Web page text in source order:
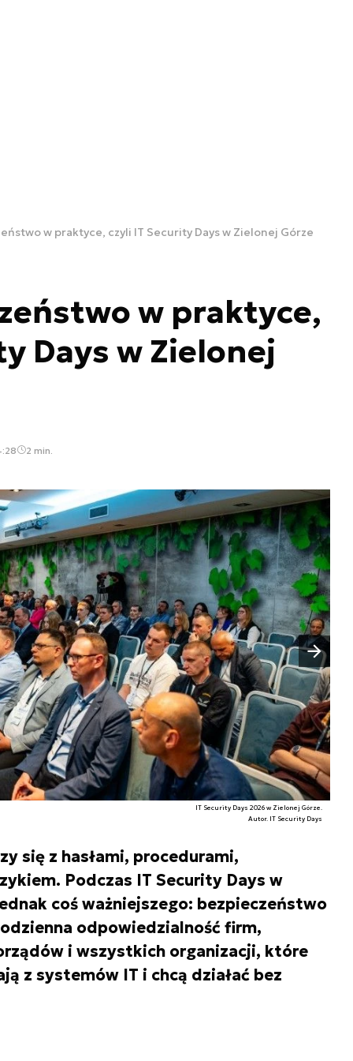
w praktyce, czyli IT Security Days w Zielonej Górze
w praktyce,
Days w Zielonej
2 min.
IT Security Days 2026 w Zielonej Górze.
Autor. IT Security Days
Następny slajd
się z hasłami, procedurami,
Podczas IT Security Days w
coś ważniejszego: bezpieczeństwo
odpowiedzialność firm,
i wszystkich organizacji, które
z systemów IT i chcą działać bez